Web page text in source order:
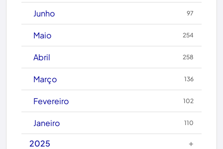
Caculé
Caetanos
Caetité
Candiba
Cândido Sales
Caraíbas
Carinhanha
Junho 97
Maio 254
Abril 258
Março 136
Fevereiro 102
Janeiro 110
2025
+